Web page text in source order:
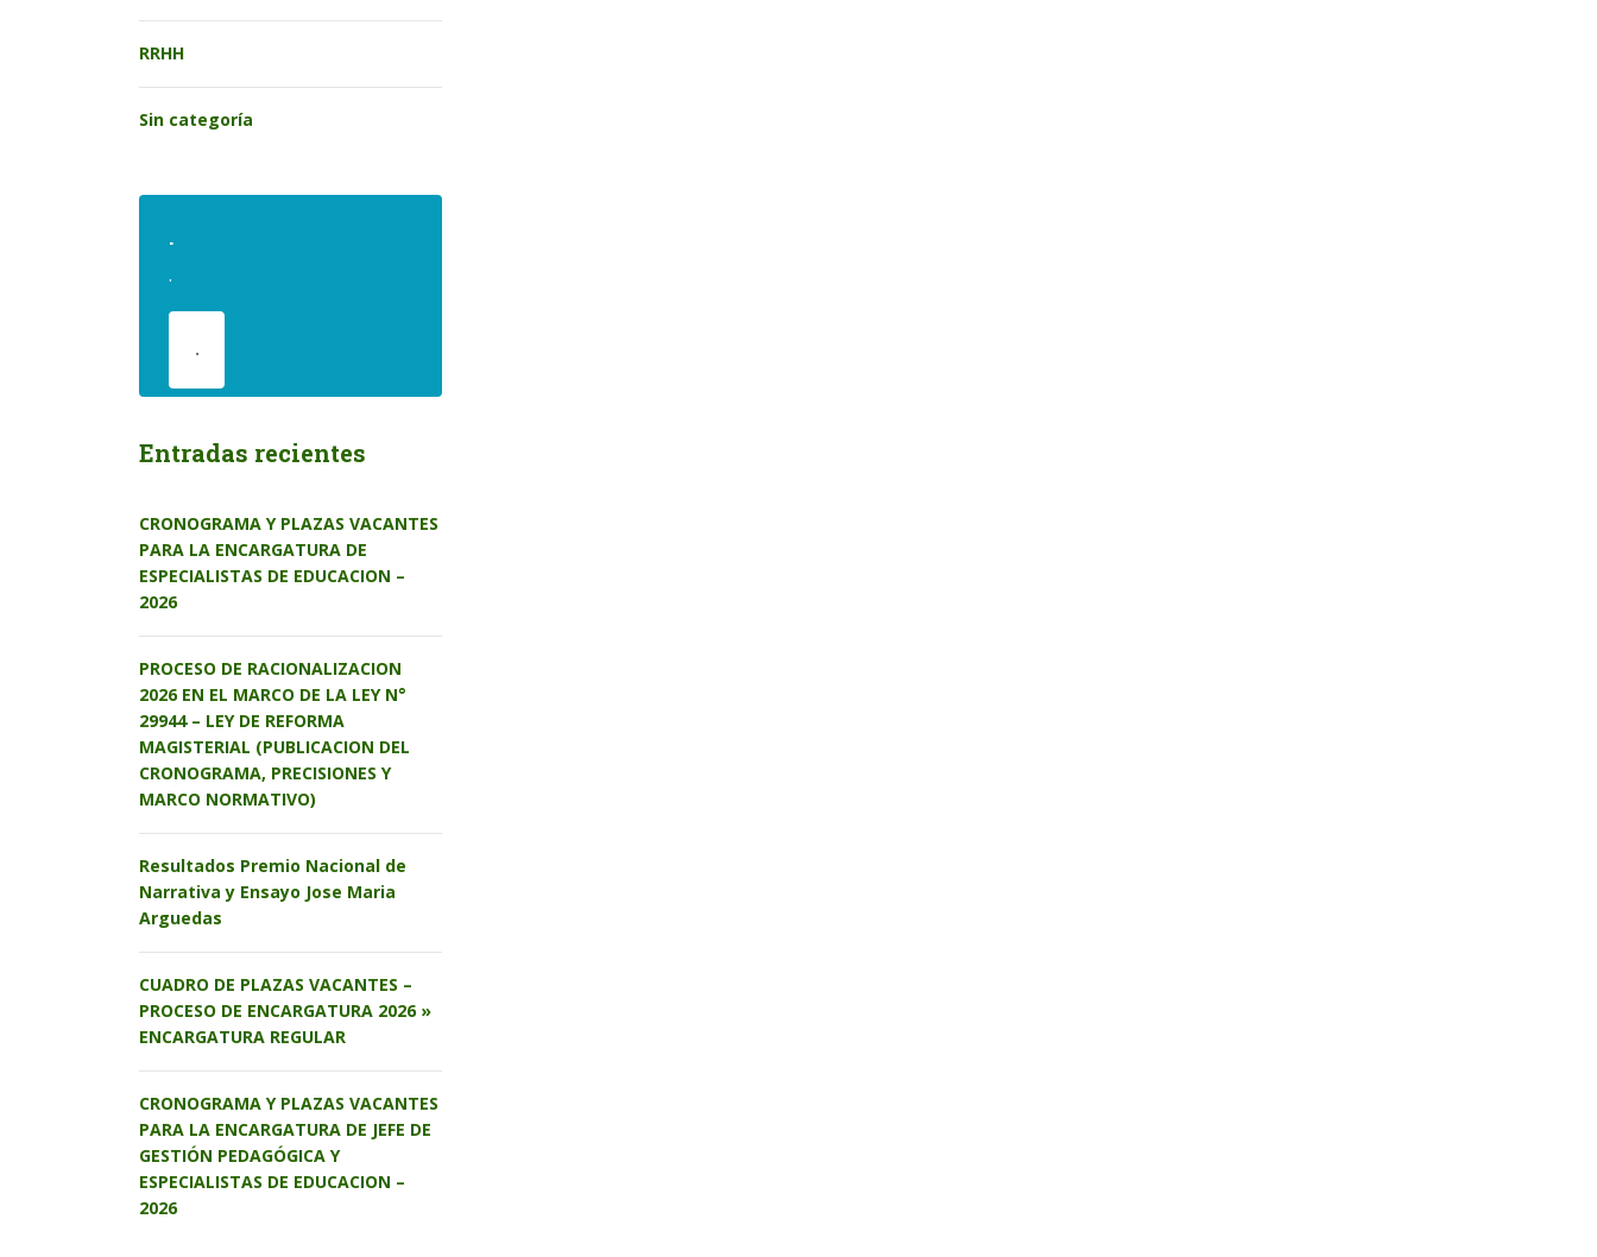
RRHH
Sin categoría
.
.
.
Entradas recientes
CRONOGRAMA Y PLAZAS VACANTES
PARA LA ENCARGATURA DE
ESPECIALISTAS DE EDUCACION –
2026
PROCESO DE RACIONALIZACION
2026 EN EL MARCO DE LA LEY N°
29944 – LEY DE REFORMA
MAGISTERIAL (PUBLICACION DEL
CRONOGRAMA, PRECISIONES Y
MARCO NORMATIVO)
Resultados Premio Nacional de
Narrativa y Ensayo Jose Maria
Arguedas
CUADRO DE PLAZAS VACANTES –
PROCESO DE ENCARGATURA 2026 »
ENCARGATURA REGULAR
CRONOGRAMA Y PLAZAS VACANTES
PARA LA ENCARGATURA DE JEFE DE
GESTIÓN PEDAGÓGICA Y
ESPECIALISTAS DE EDUCACION –
2026